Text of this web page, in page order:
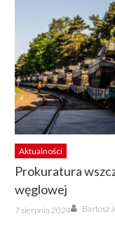
Aktualności
Prokuratura
węglowej
Posted
on
7 sierpnia 2024 Author
Bartosz